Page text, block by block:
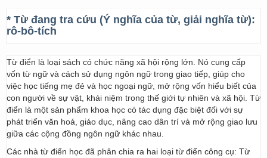
* Từ đang tra cứu (Ý nghĩa của từ, giải nghĩa từ):
rô-bô-tích
Từ điển là loại sách có chức năng xã hội rộng lớn. Nó cung cấp
vốn từ ngữ và cách sử dụng ngôn ngữ trong giao tiếp, giúp cho
việc học tiếng mẹ đẻ và học ngoại ngữ, mở rộng vốn hiểu biết của
con người về sự vật, khái niệm trong thế giới tự nhiên và xã hội. Từ
điển là một sản phẩm khoa học có tác dụng đặc biệt đối với sự
phát triển văn hoá, giáo dục, nâng cao dân trí và mở rộng giao lưu
giữa các cộng đồng ngôn ngữ khác nhau.
Các nhà từ điển học đã phân chia ra hai loại từ điển công cụ: Từ